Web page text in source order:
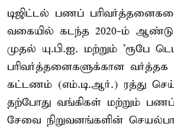
டிஜிட்டல் பணப்
வகையில் கடந்த 2020-ம்
முதல் யு.பி.ஐ. மற்றும் 'ரூபே
பரிவர்த்தனைகளுக்கான வர்த்தக
கட்டணம் (எம்.டி.ஆர்.) ரத்து
தற்போது வங்கிகள் மற்றும்
சேவை நிறுவனங்களின்